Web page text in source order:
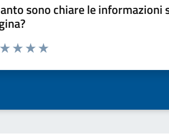
sono chiare le informazioni
da 1 a 5 stelle la pagina